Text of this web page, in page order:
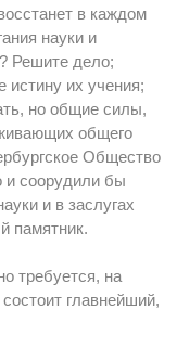
в каждом
науки и
Решите дело;
истину их учения;
но общие силы,
общего
Общество
и соорудили бы
и в заслугах
памятник.
требуется, на
главнейший,